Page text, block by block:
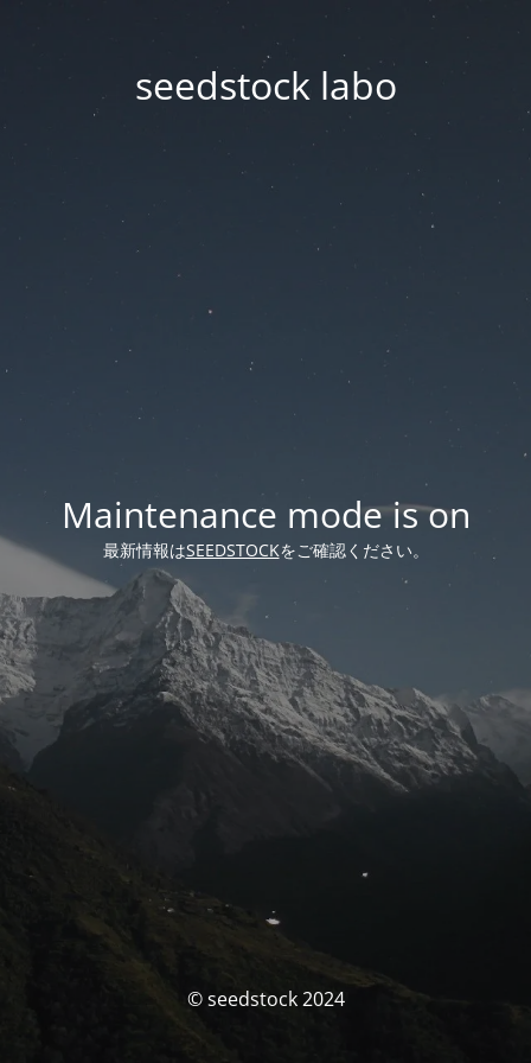
seedstock labo
Maintenance mode is on
最新情報はSEEDSTOCKをご確認ください。
© seedstock 2024